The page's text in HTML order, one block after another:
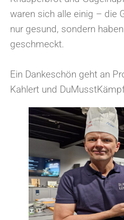
waren sich alle einig – die
nur gesund, sondern
geschmeckt.
Ein Dankeschön geht an
Kahlert und